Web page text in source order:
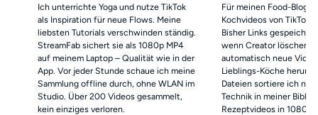
Ich unterrichte Yoga und nutze TikTok
als Inspiration für neue Flows. Meine
liebsten Tutorials verschwinden ständig.
StreamFab sichert sie als 1080p MP4
auf meinem Laptop – Qualität wie in der
App. Vor jeder Stunde schaue ich meine
Sammlung offline durch, ohne WLAN im
Studio. Über 200 Videos gesammelt,
kein einziges verloren.
Für meinen Food-Blog
Kochvideos von TikTok
Bisher Links
wenn Creator löschen.
automatisch neue
Lieblings-Köche
Dateien sortiere ich
Technik in meiner
Rezeptvideos in 1080p